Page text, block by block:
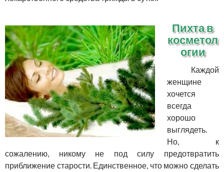
Пихта в
косметол
огии
Каждой
женщине
хочется
всегда
хорошо
выглядеть.
Но, к
сожалению, никому не под силу предотвратить
приближение старости. Единственное, что можно сделать